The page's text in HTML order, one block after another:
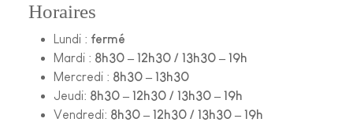
Horaires
Lundi : fermé
Mardi : 8h30 – 12h30 / 13h30 – 19h
Mercredi : 8h30 – 13h30
Jeudi: 8h30 – 12h30 / 13h30 – 19h
Vendredi: 8h30 – 12h30 / 13h30 – 19h